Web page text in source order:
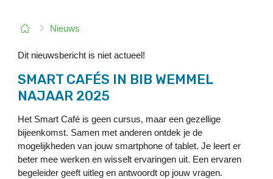
bent
Startpagina
Nieuws
Dit nieuwsbericht is niet actueel!
SMART CAFÉS IN BIB WEMMEL
NAJAAR 2025
Het Smart Café is geen cursus, maar een gezellige
bijeenkomst. Samen met anderen ontdek je de
mogelijkheden van jouw smartphone of tablet. Je leert er
beter mee werken en wisselt ervaringen uit. Een ervaren
begeleider geeft uitleg en antwoordt op jouw vragen.